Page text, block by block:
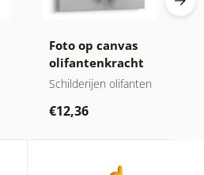
Foto op canvas
olifantenkracht
en rust
Schilderijen olifanten
€12,36